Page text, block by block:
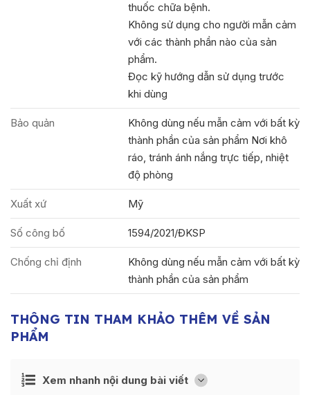
thuốc chữa bệnh.
Không sử dụng cho người mẫn cảm
với các thành phần nào của sản
phẩm.
Đọc kỹ hướng dẫn sử dụng trước
khi dùng
Bảo quản
Không dùng nếu mẫn cảm với bất kỳ
thành phần của sản phẩm Nơi khô
ráo, tránh ánh nắng trực tiếp, nhiệt
độ phòng
Xuất xứ Mỹ
Số công bố 1594/2021/ĐKSP
Chống chỉ định
Không dùng nếu mẫn cảm với bất kỳ
thành phần của sản phẩm
THÔNG TIN THAM KHẢO THÊM VỀ SẢN
PHẨM
Xem nhanh nội dung bài viết [
Ẩn